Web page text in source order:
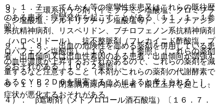
３）． 三環系抗うつ剤（イミプラミン塩酸塩、クロミプラ
ミン塩酸塩、ノルトリプチリン塩酸塩等）、フェノチアジン
系抗精神病剤、リスペリドン、ブチロフェノン系抗精神病剤
（ハロペリドール）、抗不整脈剤（フレカイニド酢酸塩、プ
ロパフェノン塩酸塩）〔１６．７．１参照〕［これらの薬剤
の血中濃度が上昇するおそれがあるので、これらの薬剤を減
量するなど注意すること（本剤がこれらの薬剤の代謝酵素で
あるＣＹＰ２Ｄ６を阻害することによると考えられる）］。
４）． β遮断剤（メトプロロール酒石酸塩）〔１６．７．
９．１．７． てんかん等の痙攣性疾患又はこれらの既往歴
のある患者：痙攣発作を起こすことがある〔１１．１．１参
照〕。
９．１．８． 出血の危険性を高める薬剤を併用している患
者、出血傾向又は出血性素因のある患者：出血傾向が増強す
るおそれがある〔１０．２参照〕。
９．１．９． 閉塞隅角緑内障の患者：眼圧上昇を起こし、
症状が悪化するおそれがある。